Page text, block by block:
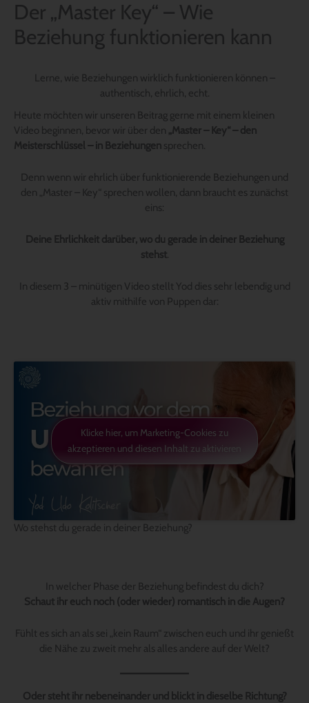
Der „Master Key“ – Wie
Beziehung funktionieren kann
Lerne, wie Beziehungen wirklich funktionieren können –
authentisch, ehrlich, echt.
Heute möchten wir unseren Beitrag gerne mit einem kleinen
Video beginnen, bevor wir über den „Master – Key“ – den
Meisterschlüssel – in Beziehungen sprechen.
Denn wenn wir ehrlich über funktionierende Beziehungen und
den „Master – Key“ sprechen wollen, dann braucht es zunächst
eins:
Deine Ehrlichkeit darüber, wo du gerade in deiner Beziehung
stehst.
In diesem 3 – minütigen Video stellt Yod dies sehr lebendig und
aktiv mithilfe von Puppen dar:
Klicke hier, um Marketing-Cookies zu
akzeptieren und diesen Inhalt zu aktivieren
Wo stehst du gerade in deiner Beziehung?
In welcher Phase der Beziehung befindest du dich?
Schaut ihr euch noch (oder wieder) romantisch in die Augen?
Fühlt es sich an als sei „kein Raum“ zwischen euch und ihr genießt
die Nähe zu zweit mehr als alles andere auf der Welt?
Oder steht ihr nebeneinander und blickt in dieselbe Richtung?